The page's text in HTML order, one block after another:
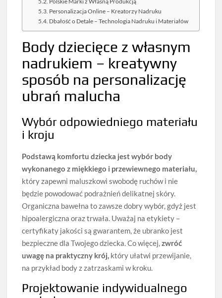
Personalizacja Online – Kreatorzy Nadruku
Dbałość o Detale – Technologia Nadruku i Materiałów
Body dziecięce z własnym
nadrukiem – kreatywny
sposób na personalizację
ubrań malucha
Wybór odpowiedniego materiału
i kroju
Podstawą komfortu dziecka jest wybór body
wykonanego z miękkiego i przewiewnego materiału,
który zapewni maluszkowi swobodę ruchów i nie
będzie powodować podrażnień delikatnej skóry.
Organiczna bawełna to zawsze dobry wybór, gdyż jest
hipoalergiczna oraz trwała. Uważaj na etykiety –
certyfikaty jakości są gwarantem, że ubranko jest
bezpieczne dla Twojego dziecka. Co więcej,zwróć
uwagę na praktyczny krój, który ułatwi przewijanie,
na przykład body z zatrzaskami w kroku.
Projektowanie indywidualnego